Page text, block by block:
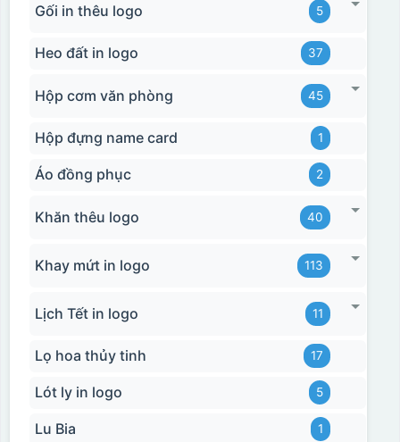
Gối in thêu logo 5
Heo đất in logo 37
Hộp cơm văn phòng 45
Hộp đựng name card 1
Áo đồng phục 2
Khăn thêu logo 40
Khay mứt in logo 113
Lịch Tết in logo 11
Lọ hoa thủy tinh 17
Lót ly in logo 5
Lu Bia 1